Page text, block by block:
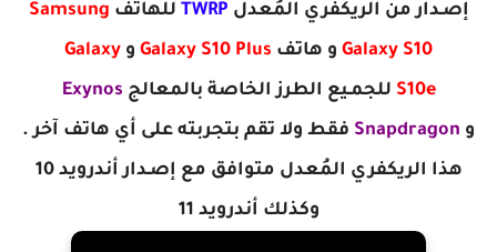
إصـدار من الريكفري المُعدل TWRP للهاتف Samsung
Galaxy S10 و هاتف Galaxy S10 Plus و Galaxy
S10e للجمـيع الطرز الخاصة بالمعالج Exynos
و Snapdragon فقط ولا تقم بتجربته على أي هاتف آخر .
هذا الريكفري المُعدل متوافق مع إصـدار أندرويد 10
وكذلك أندرويد 11